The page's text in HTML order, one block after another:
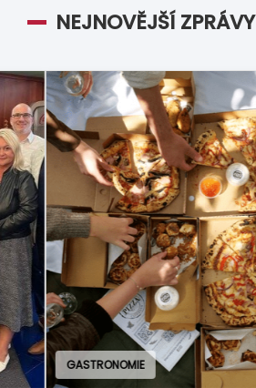
NEJNOVĚJŠÍ ZPRÁVY
GASTRONOMIE